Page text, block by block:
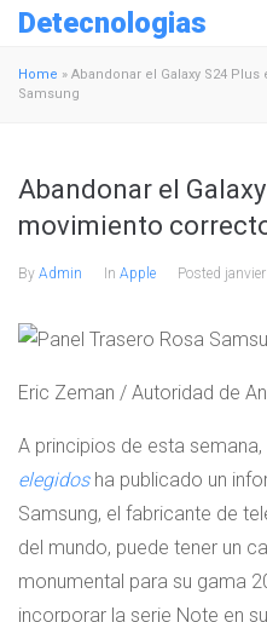
Detecnologias
Home » Abandonar el Galaxy S24
Samsung
Abandonar el
movimiento
By Admin In Apple Posted
Eric Zeman / Autoridad de
A principios de esta
elegidosha publicado un
Samsung, el fabricante de
del mundo, puede tener un
monumental para su gama
incorporar la serie Note en